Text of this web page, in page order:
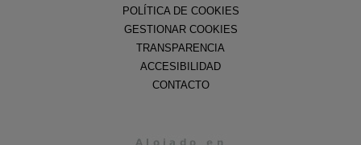
POLÍTICA DE COOKIES
GESTIONAR COOKIES
TRANSPARENCIA
ACCESIBILIDAD
CONTACTO